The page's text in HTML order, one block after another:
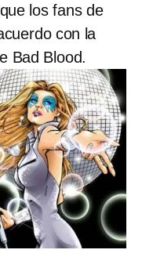
los fans de
con la
Bad Blood.